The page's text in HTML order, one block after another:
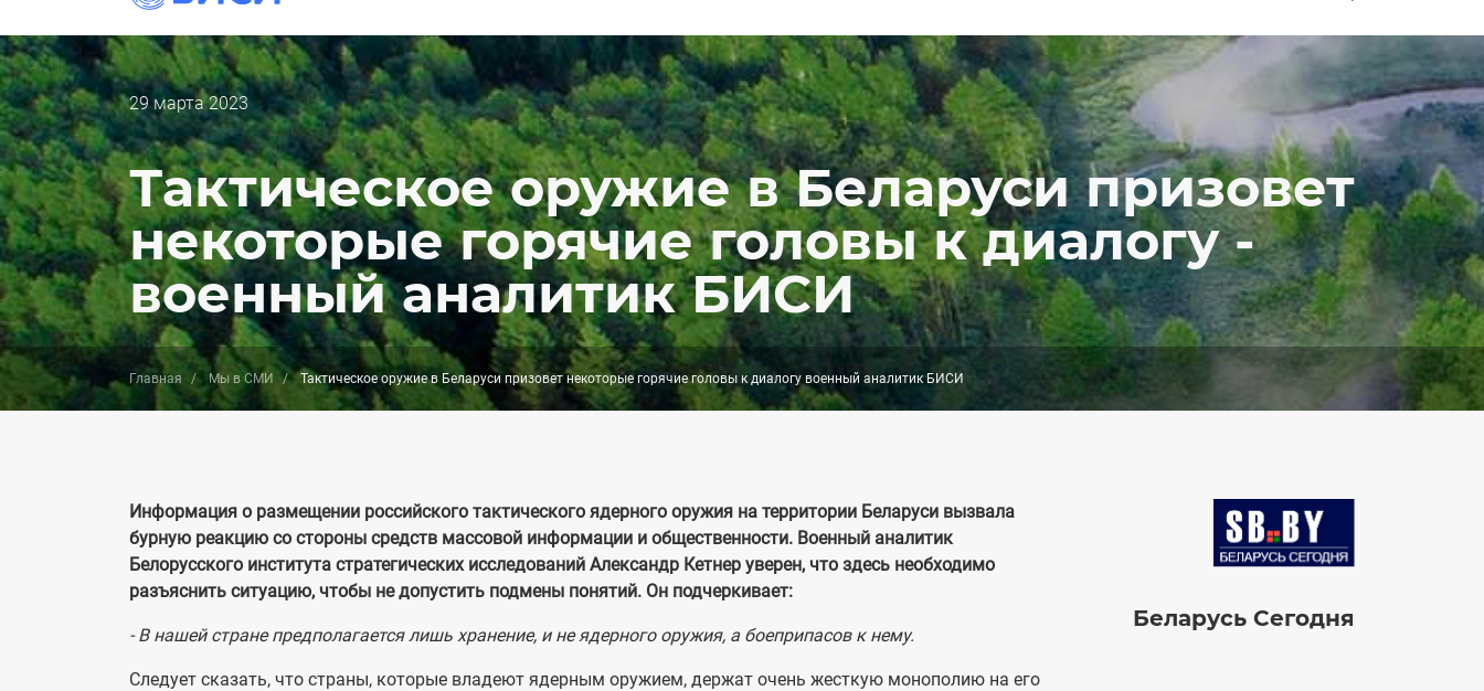
Дата
публикации
29 марта 2023
Тактическое оружие в Беларуси призовет
некоторые горячие головы к диалогу -
военный аналитик БИСИ
Главная Мы в СМИ Тактическое оружие в Беларуси призовет некоторые горячие головы к диалогу военный аналитик БИСИ
Информация о размещении российского тактического ядерного оружия на территории Беларуси вызвала
бурную реакцию со стороны средств массовой информации и общественности. Военный аналитик
Белорусского института стратегических исследований Александр Кетнер уверен, что здесь необходимо
разъяснить ситуацию, чтобы не допустить подмены понятий. Он подчеркивает:
- В нашей стране предполагается лишь хранение, и не ядерного оружия, а боеприпасов к нему.
Следует сказать, что страны, которые владеют ядерным оружием, держат очень жесткую монополию на его
Беларусь Сегодня